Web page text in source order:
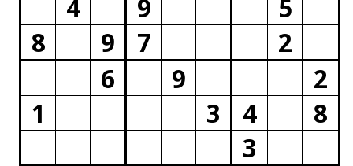
4
9
5
8
9 7
2
6
9
2
1
3 4
8
3